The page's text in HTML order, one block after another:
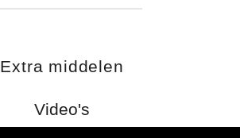
Extra middelen
Video's